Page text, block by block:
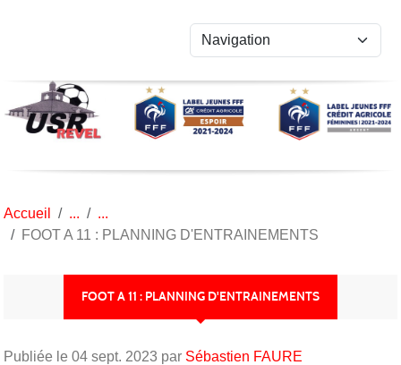
Accueil
FOOT A 11 : PLANNING D'ENTRAINEMENTS
FOOT A 11 : PLANNING D'ENTRAINEMENTS
Publiée le 04 sept. 2023 par Sébastien FAURE